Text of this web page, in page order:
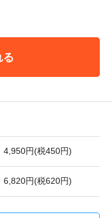
る
4,950円(税450円)
6,820円(税620円)